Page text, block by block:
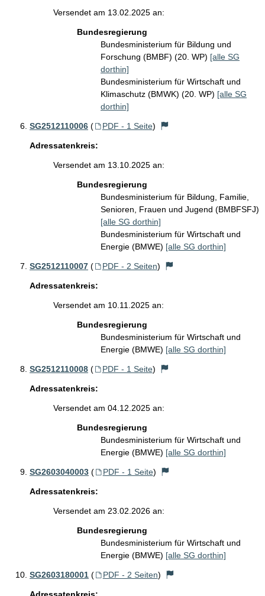
Versendet am 13.02.2025 an:
Bundesregierung
Bundesministerium für Bildung und
Forschung (BMBF) (20. WP) [alle SG
dorthin]
Bundesministerium für Wirtschaft und
Klimaschutz (BMWK) (20. WP) [alle SG
dorthin]
SG2512110006 ( PDF - 1 Seite)
Adressatenkreis:
Versendet am 13.10.2025 an:
Bundesregierung
Bundesministerium für Bildung, Familie,
Senioren, Frauen und Jugend (BMBFSFJ)
[alle SG dorthin]
Bundesministerium für Wirtschaft und
Energie (BMWE) [alle SG dorthin]
SG2512110007 ( PDF - 2 Seiten)
Adressatenkreis:
Versendet am 10.11.2025 an:
Bundesregierung
Bundesministerium für Wirtschaft und
Energie (BMWE) [alle SG dorthin]
SG2512110008 ( PDF - 1 Seite)
Adressatenkreis:
Versendet am 04.12.2025 an:
Bundesregierung
Bundesministerium für Wirtschaft und
Energie (BMWE) [alle SG dorthin]
SG2603040003 ( PDF - 1 Seite)
Adressatenkreis:
Versendet am 23.02.2026 an:
Bundesregierung
Bundesministerium für Wirtschaft und
Energie (BMWE) [alle SG dorthin]
SG2603180001 ( PDF - 2 Seiten)